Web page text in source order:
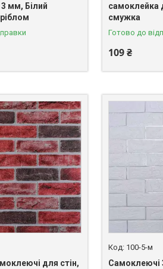
мм, Білий
самоклейка
смужка
Готово до
109 ₴
для стін,
100-5-м
Самоклеючі